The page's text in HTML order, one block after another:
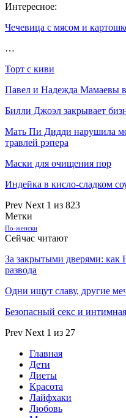
Интересное:
Чечевица с мясом и
…
Торт с киви
Павел и Надежда Мамаевы
Билли Джоэл закрывает
Мать Пи Дидди нарушила
травлей рэпера
Маски для очищения пор
Индейка в кисло-сладком
Prev Next 1 из 823
Метки
По-женски
Сейчас читают
За закрытыми дверями: как
развода
Одни ищут славу, другие
Безопасный секс и
Prev Next 1 из 27
Главная
Дети
Диеты
Красота
Лайфхаки
Любовь